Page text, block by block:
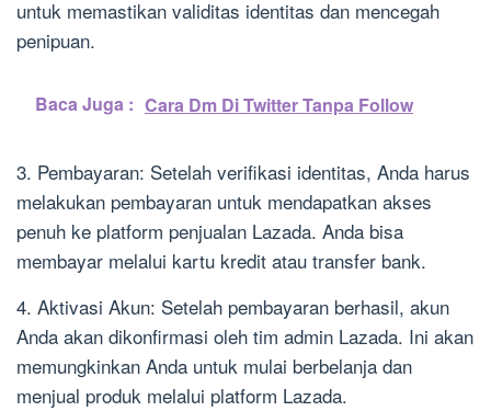
untuk memastikan validitas identitas dan mencegah
penipuan.
Baca Juga : Cara Dm Di Twitter Tanpa Follow
3. Pembayaran: Setelah verifikasi identitas, Anda harus
melakukan pembayaran untuk mendapatkan akses
penuh ke platform penjualan Lazada. Anda bisa
membayar melalui kartu kredit atau transfer bank.
4. Aktivasi Akun: Setelah pembayaran berhasil, akun
Anda akan dikonfirmasi oleh tim admin Lazada. Ini akan
memungkinkan Anda untuk mulai berbelanja dan
menjual produk melalui platform Lazada.